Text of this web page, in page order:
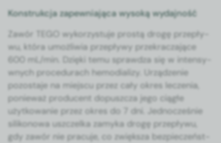
Konstrukcja zapewniająca wysoką wydajność
Zawór TEGO wyko­rzys­tu­je prostą drogę przepły­
wu, która umożli­wia przepły­wy przekracza­jące
600 mL/min. Dzię­ki temu sprawdza się w inten­sy­
wnych pro­ce­du­rach hemodi­al­izy. Urządze­nie
pozosta­je na miejs­cu przez cały okres leczenia,
ponieważ pro­du­cent dopuszcza jego ciągłe
użytkowanie przez okres do 7 dni. Jed­nocześnie
silikonowa uszczel­ka zamy­ka drogę przepły­wu,
gdy zawór nie pracu­je, co zwięk­sza bez­pieczeńst­